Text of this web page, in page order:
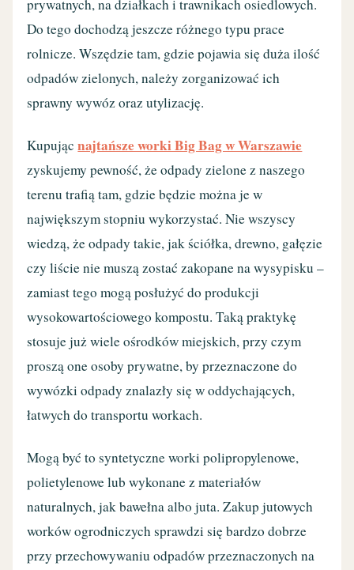
prywatnych, na działkach i trawnikach osiedlowych.
Do tego dochodzą jeszcze różnego typu prace
rolnicze. Wszędzie tam, gdzie pojawia się duża ilość
odpadów zielonych, należy zorganizować ich
sprawny wywóz oraz utylizację.
Kupującnajtańsze worki Big Bag w Warszawie
zyskujemy pewność, że odpady zielone z naszego
terenu trafią tam, gdzie będzie można je w
największym stopniu wykorzystać. Nie wszyscy
wiedzą, że odpady takie, jak ściółka, drewno, gałęzie
czy liście nie muszą zostać zakopane na wysypisku –
zamiast tego mogą posłużyć do produkcji
wysokowartościowego kompostu. Taką praktykę
stosuje już wiele ośrodków miejskich, przy czym
proszą one osoby prywatne, by przeznaczone do
wywózki odpady znalazły się w oddychających,
łatwych do transportu workach.
Mogą być to syntetyczne worki polipropylenowe,
polietylenowe lub wykonane z materiałów
naturalnych, jak bawełna albo juta. Zakup jutowych
worków ogrodniczych sprawdzi się bardzo dobrze
przy przechowywaniu odpadów przeznaczonych na